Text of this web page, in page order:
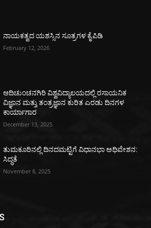
ನಾಯಕತ್ವದ ಯಶಸ್ಸಿನ ಸೂತ್ರಗಳ ಕೈಪಿಡಿ
February 12, 2026
ಆದಿಚುಂಚನಗಿರಿ ವಿಶ್ವವಿದ್ಯಾಲಯದಲ್ಲಿ ರಸಾಯನಿಕ
ವಿಜ್ಞಾನ ಮತ್ತು ತಂತ್ರಜ್ಞಾನ ಕುರಿತ ಎರಡು ದಿನಗಳ
ಕಾರ್ಯಾಗಾರ
December 13, 2025
ತುಮಕೂರಿನಲ್ಲಿ ದಿನದಮಟ್ಟಿಗೆ ವಿಧಾನಭಾ ಅಧಿವೇಶನ:
ಸಿದ್ಧತೆ
November 8, 2025